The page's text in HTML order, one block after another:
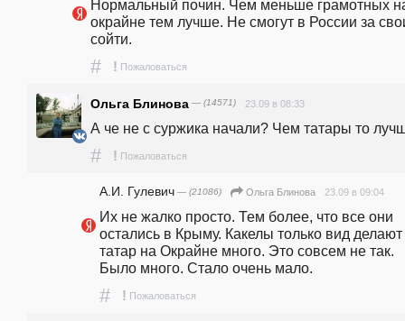
Нормальный почин. Чем меньше грамотных
окрайне тем лучше. Не смогут в России за
сойти.
# ! Пожаловаться
Ольга Блинова — (14571) 23.09 в 08:33
А че не с суржика начали? Чем татары то
# ! Пожаловаться
А.И. Гулевич — (21086) Ольга Блинова 23.09 в 09:04
Их не жалко просто. Тем более, что все они
остались в Крыму. Какелы только вид делают
татар на Окрайне много. Это совсем не так.
Было много. Стало очень мало.
# ! Пожаловаться